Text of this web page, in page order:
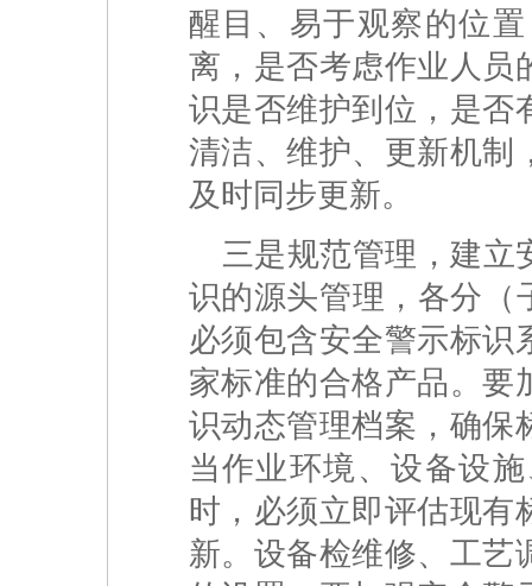
醒目、易于观察的位
离，是否考虑作业人员
识是否维护到位，是否
清洁、维护、更新机制
及时同步更新。
三是规范管理，建立
识的源头管理，各分（
必须包含安全警示标识
家标准的合格产品。要
识动态管理档案，确保
当作业环境、设备设
时，必须立即评估现有
新。设备检维修、工艺